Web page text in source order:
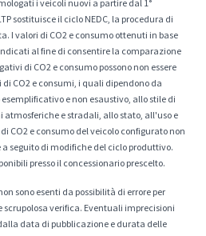
i veicoli nuovi a partire dal 1°
sostituisce il ciclo NEDC, la procedura di
I valori di CO2 e consumo ottenuti in base
al fine di consentire la comparazione
di CO2 e consumo possono non essere
CO2 e consumi, i quali dipendono da
e non esaustivo, allo stile di
atmosferiche e stradali, allo stato, all'uso e
CO2 e consumo del veicolo configurato non
a seguito di modifiche del ciclo produttivo.
presso il concessionario prescelto.
sono esenti da possibilità di errore per
verifica. Eventuali imprecisioni
data di pubblicazione e durata delle